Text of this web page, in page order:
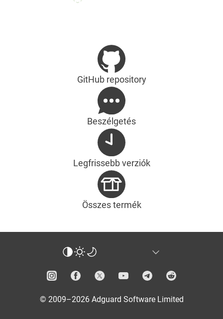
GitHub repository
Beszélgetés
Legfrissebb verziók
Összes termék
© 2009–2026 Adguard Software Limited